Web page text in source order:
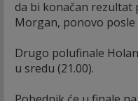
da bi konačan rezultat
Morgan, ponovo
Drugo polufinale
u sredu (21.00).